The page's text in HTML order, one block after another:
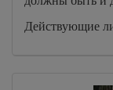
Действующие